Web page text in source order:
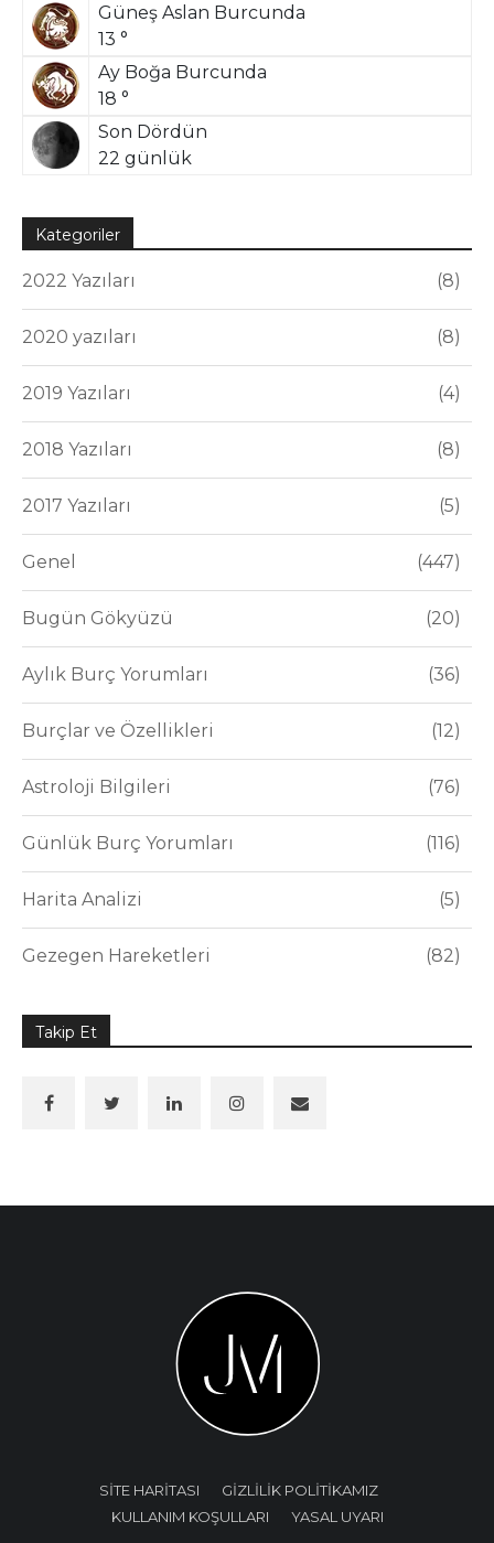
Güneş Aslan Burcunda
13 °
Ay Boğa Burcunda
18 °
Son Dördün
22 günlük
Kategoriler
2022 Yazıları 8
2020 yazıları 8
2019 Yazıları 4
2018 Yazıları 8
2017 Yazıları 5
Genel 447
Bugün Gökyüzü 20
Aylık Burç Yorumları 36
Burçlar ve Özellikleri 12
Astroloji Bilgileri 76
Günlük Burç Yorumları 116
Harita Analizi 5
Gezegen Hareketleri 82
Takip Et
SİTE HARİTASI
GİZLİLİK POLİTİKAMIZ
KULLANIM KOŞULLARI
YASAL UYARI